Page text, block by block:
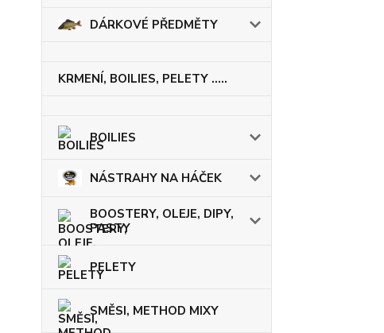
DÁRKOVÉ PŘEDMĚTY
KRMENÍ, BOILIES, PELETY .....
BOILIES
NÁSTRAHY NA HÁČEK
BOOSTERY, OLEJE, DIPY,
PASTY
PELETY
SMĚSI, METHOD MIXY